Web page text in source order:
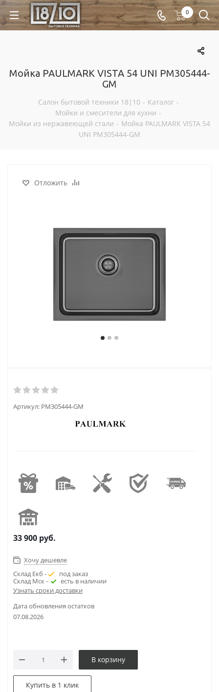
0
Мойка PAULMARK VISTA 54 UNI PM305444-
GM
Салон бытовой техники 18|10 - Каталог -
Мойки и смесители для кухни -
Мойки из нержавеющей стали - Мойка PAULMARK VISTA 54
UNI PM305444-GM
Отложить
Артикул: PM305444-GM
33 900 руб.
Хочу дешевле
Склад Екб -
под заказ
Склад Мск -
есть в наличии
Узнать сроки доставки
Дата обновления остатков
07.08.2026
В корзину
Купить в 1 клик